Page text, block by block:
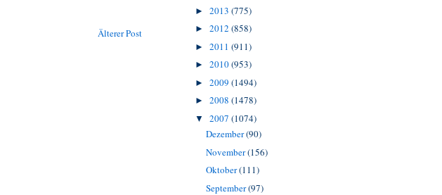
Älterer Post
► 2013 (775)
► 2012 (858)
► 2011 (911)
► 2010(953)
► 2009 (1494)
► 2008 (1478)
▼ 2007 (1074)
Dezember(90)
November(156)
Oktober(111)
September(97)